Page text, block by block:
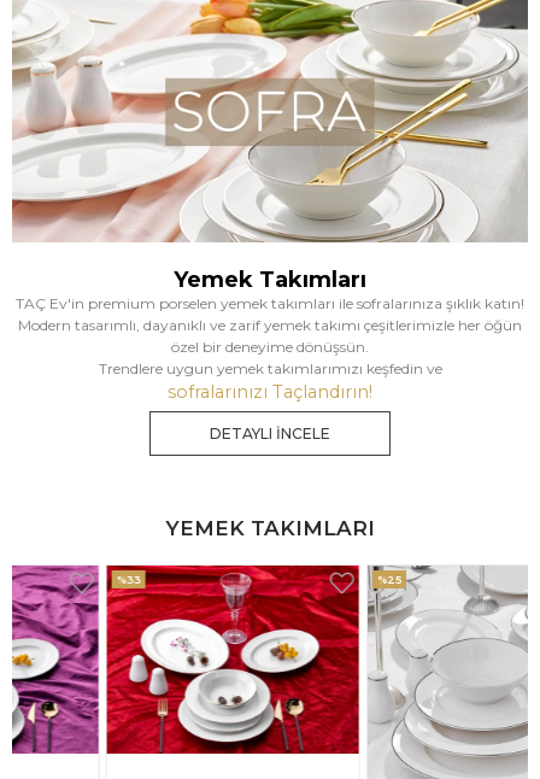
Yemek Takımları
TAÇ Ev'in premium porselen yemek takımları ile sofralarınıza şıklık katın!
Modern tasarımlı, dayanıklı ve zarif yemek takımı çeşitlerimizle her öğün
özel bir deneyime dönüşsün.
Trendlere uygun yemek takımlarımızı keşfedin ve
sofralarınızı Taçlandırın!
DETAYLI İNCELE
YEMEK TAKIMLARI
%33 %25